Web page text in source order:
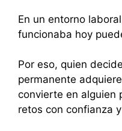
En un entorno
funcionaba hoy
Por eso, quien
permanente
convierte en alguien
retos con confianza